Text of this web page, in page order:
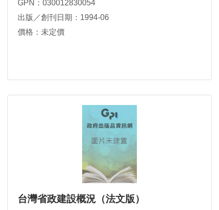
GPN：030012830054
出版／創刊日期：1994-06
價格：未定價
台灣省政建設概況（法文版）